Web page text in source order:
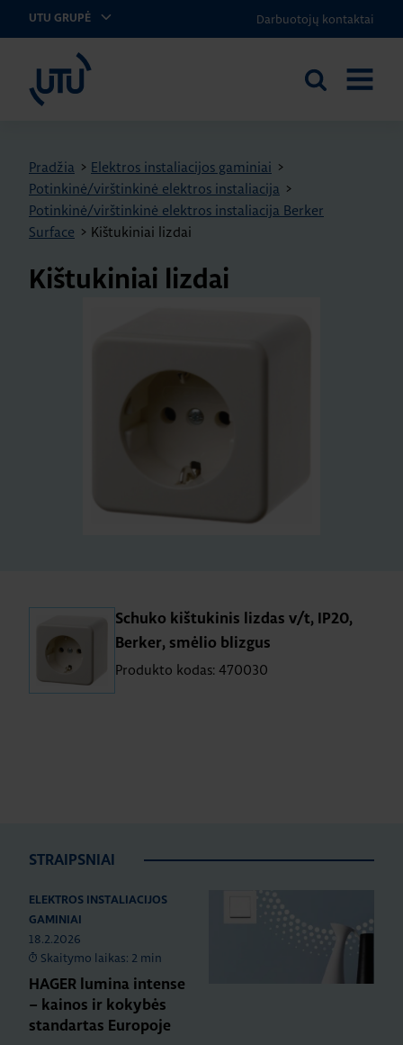
UTU GRUPĖ Darbuotojų kontaktai
UTU Lithuania
Ieškoti
Pradžia > Elektros instaliacijos gaminiai >
Potinkinė/virštinkinė elektros instaliacija >
Potinkinė/virštinkinė elektros instaliacija Berker
Surface > Kištukiniai lizdai
Kištukiniai lizdai
Schuko kištukinis lizdas v/t, IP20,
Berker, smėlio blizgus
Produkto kodas: 470030
STRAIPSNIAI
ELEKTROS INSTALIACIJOS
GAMINIAI
18.2.2026
Skaitymo laikas: 2 min
HAGER lumina intense
– kainos ir kokybės
standartas Europoje